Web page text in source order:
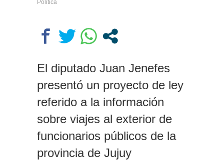
los rectores piden a la Justicia
que intime al Gobierno y aplique
Fondos
Politica
El diputado Juan Jenefes
presentó un proyecto de ley
referido a la información
sobre viajes al exterior de
funcionarios públicos de la
provincia de Jujuy